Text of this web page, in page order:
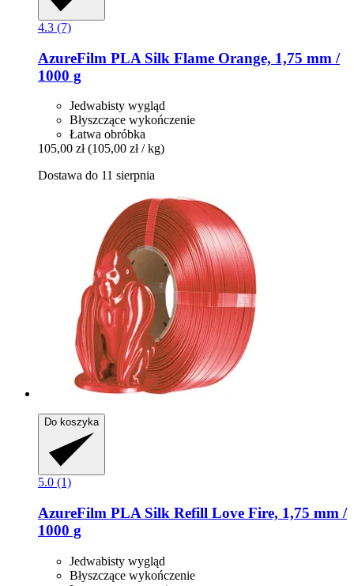
4.3 (7)
AzureFilm PLA Silk Flame Orange, 1,75 mm /
1000 g
Jedwabisty wygląd
Błyszczące wykończenie
Łatwa obróbka
105,00 zł (105,00 zł / kg)
Dostawa do 11 sierpnia
Do koszyka
5.0 (1)
AzureFilm PLA Silk Refill Love Fire, 1,75 mm /
1000 g
Jedwabisty wygląd
Błyszczące wykończenie